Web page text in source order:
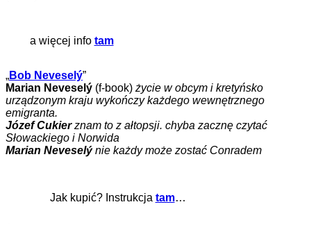
a więcej info tam
„Bob Neveselý”
Marian Neveselý (f-book) życie w obcym i kretyńsko
urządzonym kraju wykończy każdego wewnętrznego
emigranta.
Józef Cukierznam to z ałtopsji. chyba zacznę czytać
Słowackiego i Norwida
Marian Neveselýnie każdy może zostać Conradem
Jak kupić? Instrukcja tam…